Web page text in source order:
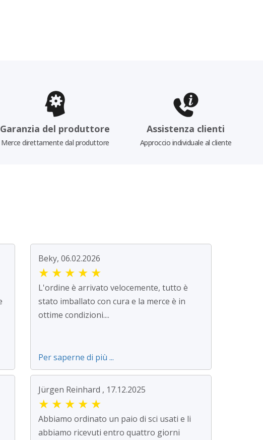
Garanzia del produttore
Merce direttamente dal produttore
Assistenza clienti
Approccio individuale al cliente
Beky, 06.02.2026
★ ★ ★ ★ ★
L'ordine è arrivato velocemente, tutto è
stato imballato con cura e la merce è in
ottime condizioni....
Per saperne di più ...
Jürgen Reinhard , 17.12.2025
★ ★ ★ ★ ★
Abbiamo ordinato un paio di sci usati e li
abbiamo ricevuti entro quattro giorni